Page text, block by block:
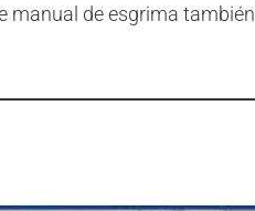
manual de esgrima también